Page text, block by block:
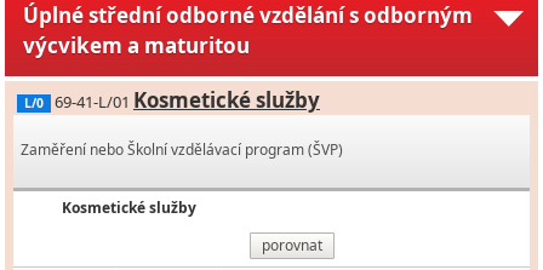
Úplné střední odborné vzdělání s odborným
výcvikem a maturitou
L/0 69-41-L/01 Kosmetické služby
Zaměření nebo Školní vzdělávací program (ŠVP)
Kosmetické služby
porovnat